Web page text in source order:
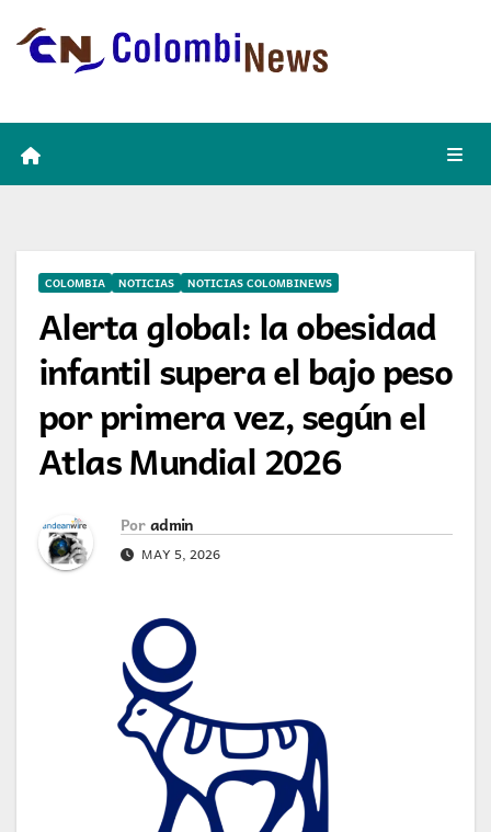
COLOMBIA NOTICIAS NOTICIAS COLOMBINEWS
Alerta global: la obesidad
infantil supera el bajo peso
por primera vez, según el
Atlas Mundial 2026
Por admin
MAY 5, 2026